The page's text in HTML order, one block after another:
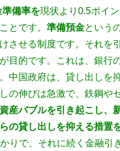
準備率を現状より0.5ポイ
とです。 準備預金という
させる制度です。それを
目的です。これは、銀行
中国政府は、貸し出しを
の伸びは急激で、鉄鋼や
産バブルを引き起こし、
の貸し出しを抑える措置
りで、それに続く金融引